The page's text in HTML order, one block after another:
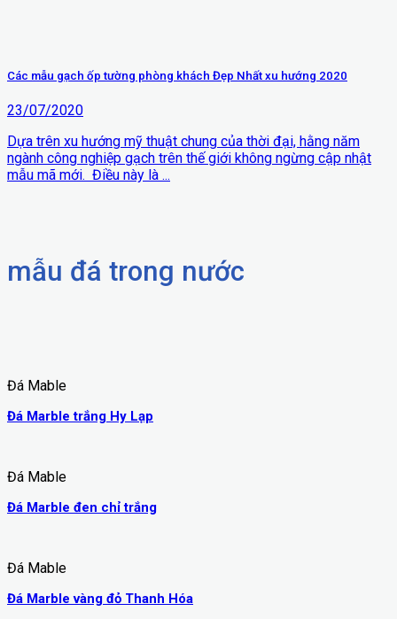
Các mẫu gạch ốp tường phòng khách Đẹp Nhất xu hướng 2020
23/07/2020
Dựa trên xu hướng mỹ thuật chung của thời đại, hằng năm
ngành công nghiệp gạch trên thế giới không ngừng cập nhật
mẫu mã mới. Điều này là ...
mẫu đá trong nước
Đá Mable
Đá Marble trắng Hy Lạp
Đá Mable
Đá Marble đen chỉ trắng
Đá Mable
Đá Marble vàng đỏ Thanh Hóa